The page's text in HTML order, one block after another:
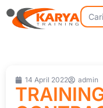
14 April 2022 admin